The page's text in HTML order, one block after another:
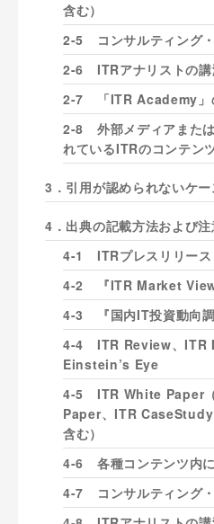
含む）
2-5 コンサルティング
2-6 ITRアナリストの講
2-7 「ITR Academy」
2-8 外部メディアまた
れているITRのコンテン
3．引用が認められないケー
4．出典の記載方法および
4-1 ITRプレスリリース
4-2 『ITR Market View
4-3 『国内IT投資動向調
4-4 ITR Review、ITR
Einstein’s Eye
4-5 ITR White Paper
Paper、ITR
含む）
4-6 各種コンテンツ内
4-7 コンサルティング